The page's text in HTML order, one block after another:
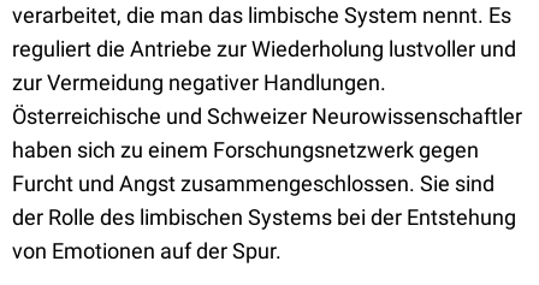
verarbeitet, die man das limbische System nennt. Es
reguliert die Antriebe zur Wiederholung lustvoller und
zur Vermeidung negativer Handlungen.
Österreichische und Schweizer Neurowissenschaftler
haben sich zu einem Forschungsnetzwerk gegen
Furcht und Angst zusammengeschlossen. Sie sind
der Rolle des limbischen Systems bei der Entstehung
von Emotionen auf der Spur.